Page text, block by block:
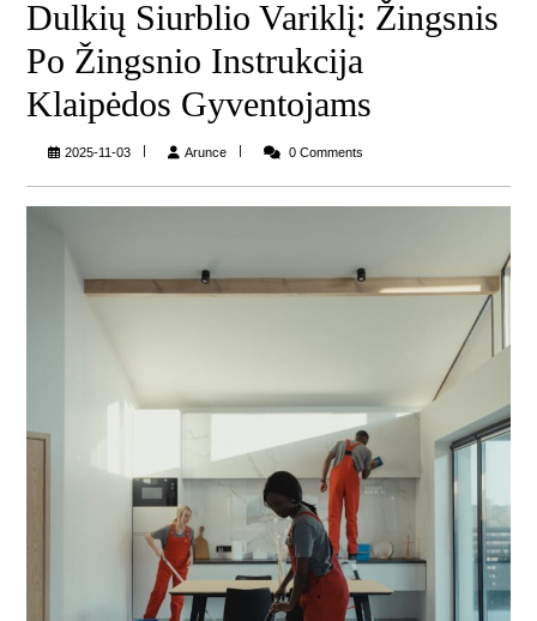
Dulkių Siurblio Variklį: Žingsnis
Po Žingsnio Instrukcija
Klaipėdos Gyventojams
2025-11-03 ArunceArunce 0 Comments